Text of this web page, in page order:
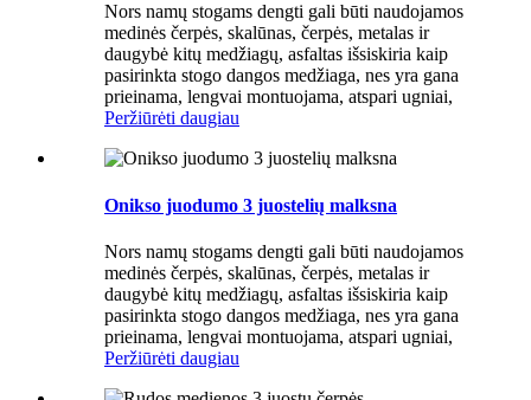
Nors namų stogams dengti gali būti naudojamos
medinės čerpės, skalūnas, čerpės, metalas ir
daugybė kitų medžiagų, asfaltas išsiskiria kaip
pasirinkta stogo dangos medžiaga, nes yra gana
prieinama, lengvai montuojama, atspari ugniai,
Peržiūrėti daugiau
Onikso juodumo 3 juostelių malksna
Nors namų stogams dengti gali būti naudojamos
medinės čerpės, skalūnas, čerpės, metalas ir
daugybė kitų medžiagų, asfaltas išsiskiria kaip
pasirinkta stogo dangos medžiaga, nes yra gana
prieinama, lengvai montuojama, atspari ugniai,
Peržiūrėti daugiau